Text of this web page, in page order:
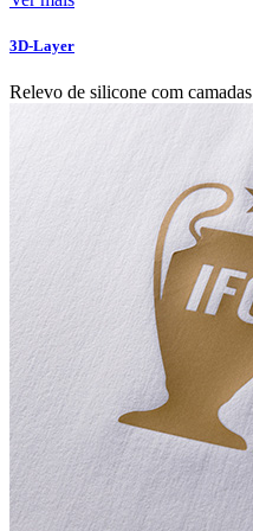
3D-Layer
Relevo de silicone com camadas